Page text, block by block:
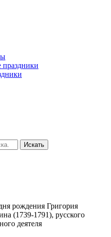
Искать
рождения Григория
(1739-1791), русского
деятеля